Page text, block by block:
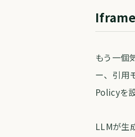
Iframe
もう一個
ー、引用
Policyを
LLMが生